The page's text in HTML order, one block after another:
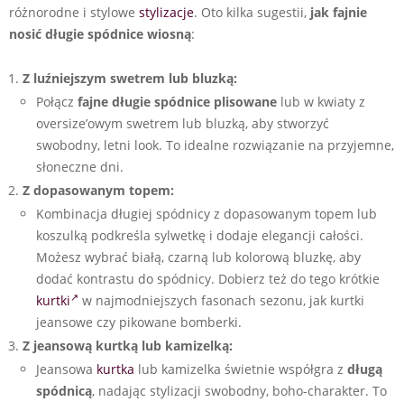
różnorodne i stylowe stylizacje. Oto kilka sugestii, jak fajnie
nosić długie spódnice wiosną:
Z luźniejszym swetrem lub bluzką:
Połącz fajne długie spódnice plisowane lub w kwiaty z
oversize’owym swetrem lub bluzką, aby stworzyć
swobodny, letni look. To idealne rozwiązanie na przyjemne,
słoneczne dni.
Z dopasowanym topem:
Kombinacja długiej spódnicy z dopasowanym topem lub
koszulką podkreśla sylwetkę i dodaje elegancji całości.
Możesz wybrać białą, czarną lub kolorową bluzkę, aby
dodać kontrastu do spódnicy. Dobierz też do tego krótkie
kurtki
w najmodniejszych fasonach sezonu, jak kurtki
jeansowe czy pikowane bomberki.
Z jeansową kurtką lub kamizelką:
Jeansowa kurtka lub kamizelka świetnie współgra z długą
spódnicą, nadając stylizacji swobodny, boho-charakter. To